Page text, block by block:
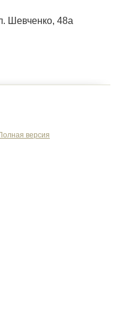
Шевченко, 48а
версия